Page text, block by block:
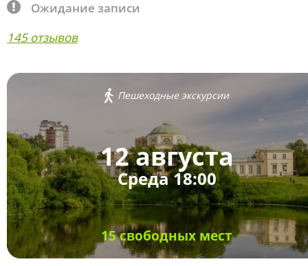
Ожидание записи
145 отзывов
Пешеходные экскурсии
12 августа
Среда 18:00
15 свободных мест